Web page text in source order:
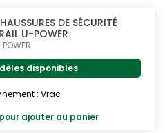
DE SÉCURITÉ
U-POWER
disponibles
: Vrac
pour ajouter au panier